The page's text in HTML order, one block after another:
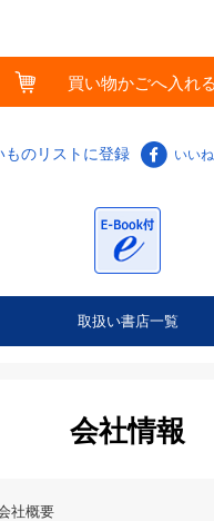
ものリストに登録 いいね
取扱い書店一覧
会社情報
社概要